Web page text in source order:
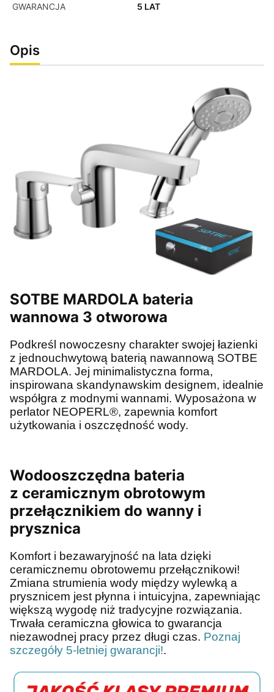
GWARANCJA 5 LAT
Opis
SOTBE MARDOLA bateria
wannowa 3 otworowa
Podkreśl nowoczesny charakter swojej łazienki
z jednouchwytową baterią nawannową SOTBE
MARDOLA. Jej minimalistyczna forma,
inspirowana skandynawskim designem, idealnie
współgra z modnymi wannami. Wyposażona w
perlator NEOPERL®, zapewnia komfort
użytkowania i oszczędność wody.
Wodooszczędna bateria
z ceramicznym obrotowym
przełącznikiem do wanny i
prysznica
Komfort i bezawaryjność na lata dzięki
ceramicznemu obrotowemu przełącznikowi!
Zmiana strumienia wody między wylewką a
prysznicem jest płynna i intuicyjna, zapewniając
większą wygodę niż tradycyjne rozwiązania.
Trwała ceramiczna głowica to gwarancja
niezawodnej pracy przez długi czas. Poznaj
szczegóły 5-letniej gwarancji!.